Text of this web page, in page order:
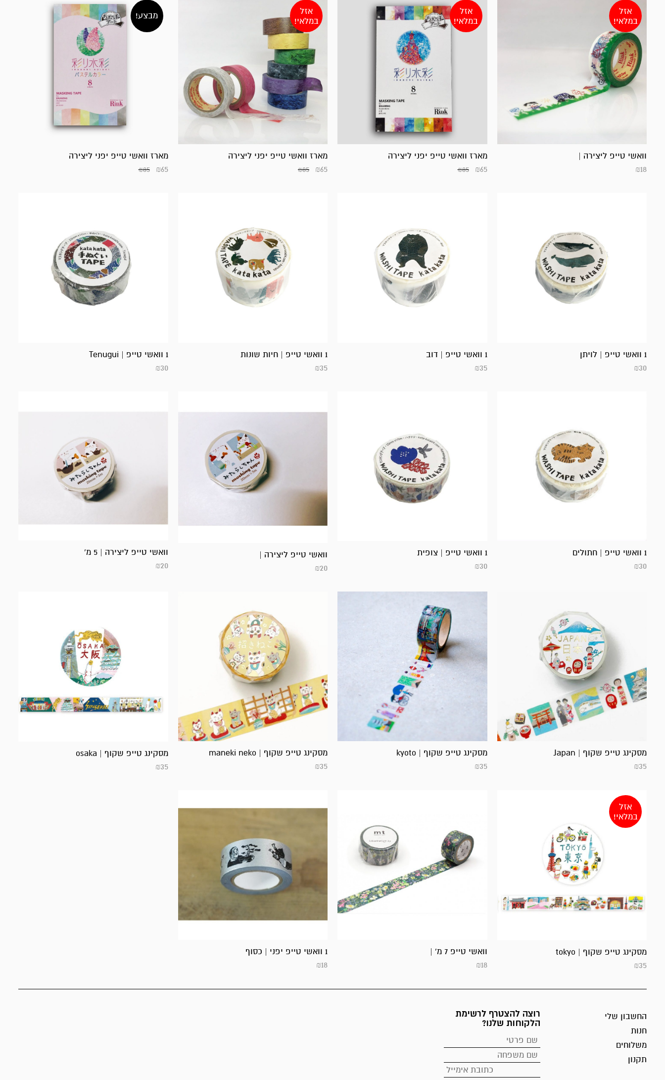
אזל
במלאי!
וואשי טייפ ליצירה |
₪18
אזל
במלאי!
מארז וואשי טייפ יפני ליצירה
₪85 ₪65
אזל
במלאי!
מארז וואשי טייפ יפני ליצירה
₪85 ₪65
מבצע!
מארז וואשי טייפ יפני ליצירה
₪85 ₪65
1 וואשי טייפ | לויתן
₪30
1 וואשי טייפ | דוב
₪35
1 וואשי טייפ | חיות שונות
₪35
1 וואשי טייפ | Tenugui
₪30
1 וואשי טייפ | חתולים
₪30
1 וואשי טייפ | צופית
₪30
וואשי טייפ ליצירה |
₪20
וואשי טייפ ליצירה | 5 מ'
₪20
מסקינג טייפ שקוף | Japan
₪35
מסקינג טייפ שקוף | kyoto
₪35
מסקינג טייפ שקוף | maneki neko
₪35
מסקינג טייפ שקוף | osaka
₪35
אזל
במלאי!
מסקינג טייפ שקוף | tokyo
₪35
וואשי טייפ 7 מ' |
₪18
1 וואשי טייפ יפני | כסוף
₪18
החשבון שלי
חנות
משלוחים
תקנון
רוצה להצטרף לרשימת
הלקוחות שלנו?